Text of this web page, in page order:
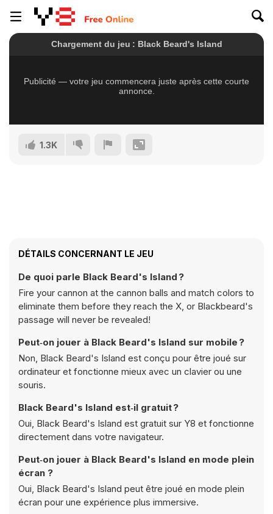
1.3K
DÉTAILS CONCERNANT LE JEU
De quoi parle Black Beard's Island ?
Fire your cannon at the cannon balls and match colors to
eliminate them before they reach the X, or Blackbeard's
passage will never be revealed!
Peut‑on jouer à Black Beard's Island sur mobile ?
Non, Black Beard's Island est conçu pour être joué sur
ordinateur et fonctionne mieux avec un clavier ou une
souris.
Black Beard's Island est‑il gratuit ?
Oui, Black Beard's Island est gratuit sur Y8 et fonctionne
directement dans votre navigateur.
Peut‑on jouer à Black Beard's Island en mode plein
écran ?
Oui, Black Beard's Island peut être joué en mode plein
écran pour une expérience plus immersive.